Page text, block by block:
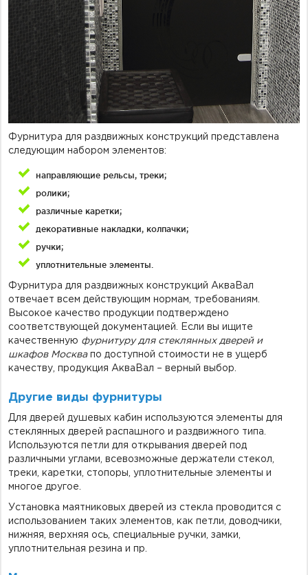
Фурнитура для раздвижных конструкций представлена
следующим набором элементов:
направляющие рельсы, треки;
ролики;
различные каретки;
декоративные накладки, колпачки;
ручки;
уплотнительные элементы.
Фурнитура для раздвижных конструкций АкваВал
отвечает всем действующим нормам, требованиям.
Высокое качество продукции подтверждено
соответствующей документацией. Если вы ищите
качественную фурнитуру для стеклянных дверей и
шкафов Москва по доступной стоимости не в ущерб
качеству, продукция АкваВал – верный выбор.
Другие виды фурнитуры
Для дверей душевых кабин используются элементы для
стеклянных дверей распашного и раздвижного типа.
Используются петли для открывания дверей под
различными углами, всевозможные держатели стекол,
треки, каретки, стопоры, уплотнительные элементы и
многое другое.
Установка маятниковых дверей из стекла проводится с
использованием таких элементов, как петли, доводчики,
нижняя, верхняя ось, специальные ручки, замки,
уплотнительная резина и пр.